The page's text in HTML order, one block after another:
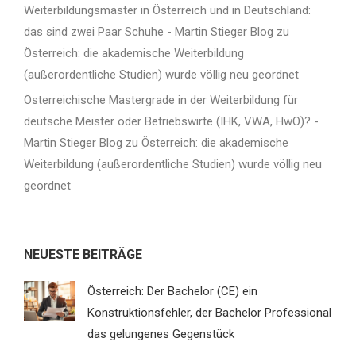
Weiterbildungsmaster in Österreich und in Deutschland:
das sind zwei Paar Schuhe - Martin Stieger Blog zu
Österreich: die akademische Weiterbildung
(außerordentliche Studien) wurde völlig neu geordnet
Österreichische Mastergrade in der Weiterbildung für
deutsche Meister oder Betriebswirte (IHK, VWA, HwO)? -
Martin Stieger Blog zu Österreich: die akademische
Weiterbildung (außerordentliche Studien) wurde völlig neu
geordnet
NEUESTE BEITRÄGE
Österreich: Der Bachelor (CE) ein
Konstruktionsfehler, der Bachelor Professional
das gelungenes Gegenstück